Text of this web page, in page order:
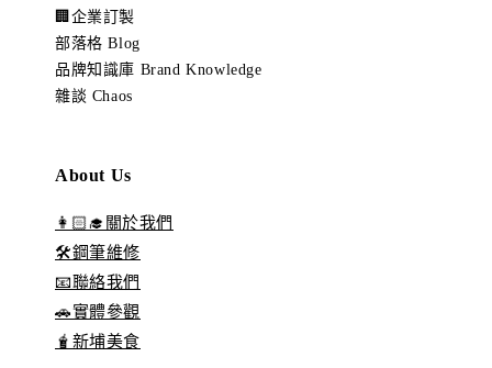
🏢企業訂製
部落格 Blog
品牌知識庫 Brand Knowledge
雜談 Chaos
About Us
👩🏻‍🎓關於我們
🛠️鋼筆維修
📧聯絡我們
🚗實體參觀
🧋新埔美食